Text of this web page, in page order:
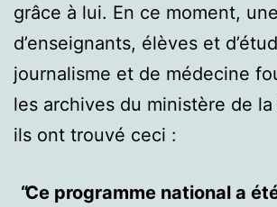
grâce à lui. En ce moment,
d’enseignants, élèves et
journalisme et de médecine
les archives du ministère de la
ils ont trouvé ceci :
Ce programme national a